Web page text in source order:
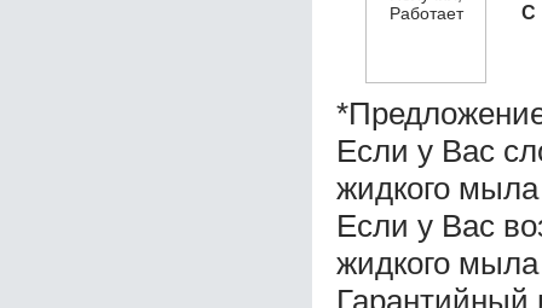
С
Если у Вас
жидкого
Если у Вас
жидкого